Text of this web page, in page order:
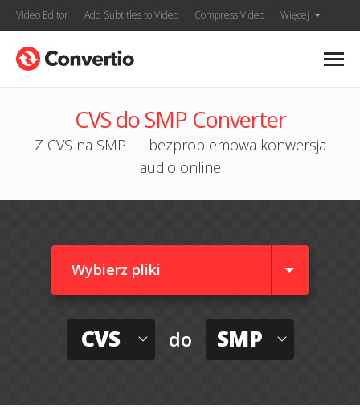
Video Editor Add Subtitles to Video Compress Video Więcej
CVS do SMP Converter
Z CVS na SMP — bezproblemowa konwersja
audio online
Wybierz pliki
CVS do SMP